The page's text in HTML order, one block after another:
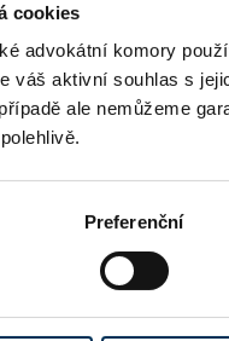
cookies
advokátní komory
váš aktivní souhlas s
ale nemůžeme
Preferenční